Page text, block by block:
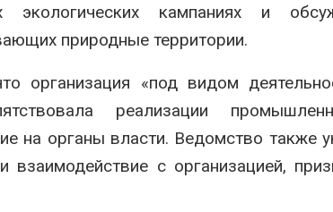
кампаниях и
природные территории.
организация «под видом
реализации
на органы власти. Ведомство также
с организацией,